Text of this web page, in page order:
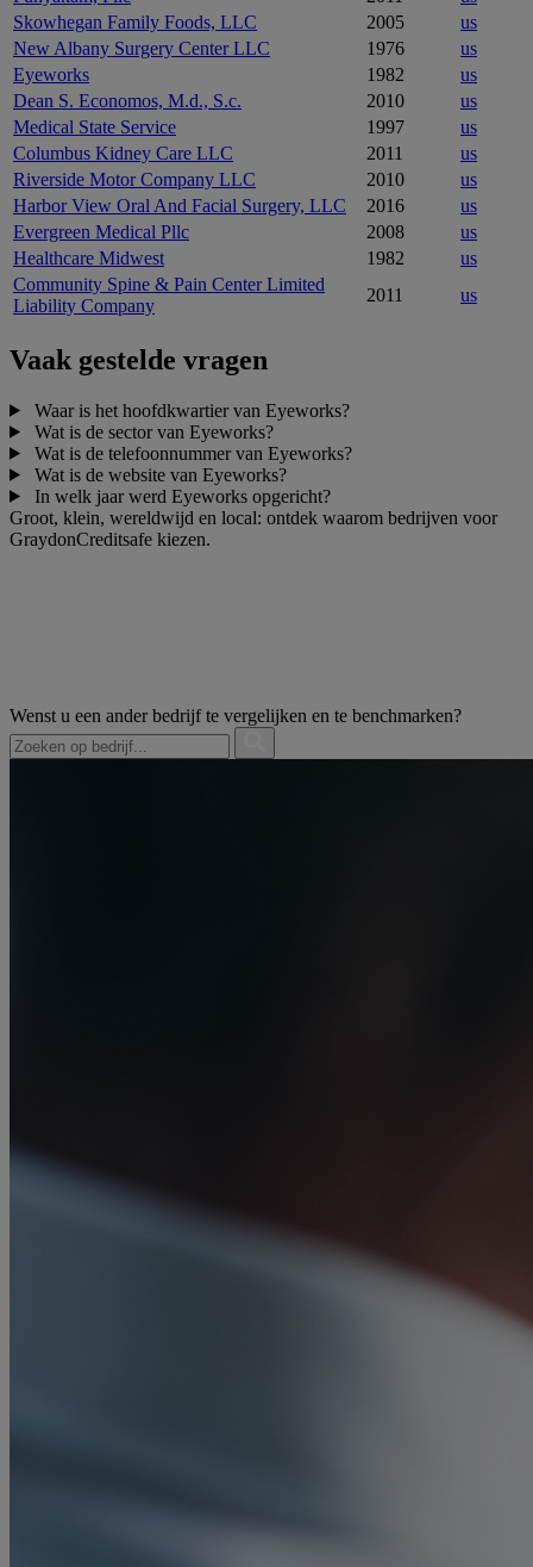
Skowhegan Family Foods, LLC
2005
us
New Albany Surgery Center LLC
1976
us
Eyeworks
1982
us
Dean S. Economos, M.d., S.c.
2010
us
Medical State Service
1997
us
Columbus Kidney Care LLC
2011
us
Riverside Motor Company LLC
2010
us
Harbor View Oral And Facial Surgery, LLC
2016
us
Evergreen Medical Pllc
2008
us
Healthcare Midwest
1982
us
Community Spine & Pain Center Limited
Liability Company
2011 us
Vaak gestelde vragen
Waar is het hoofdkwartier van Eyeworks?
Wat is de sector van Eyeworks?
Wat is de telefoonnummer van Eyeworks?
Wat is de website van Eyeworks?
In welk jaar werd Eyeworks opgericht?
Groot, klein, wereldwijd en local: ontdek waarom bedrijven voor
GraydonCreditsafe kiezen.
Wenst u een ander bedrijf te vergelijken en te benchmarken?